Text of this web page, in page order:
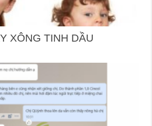
XÔNG TINH DẦU